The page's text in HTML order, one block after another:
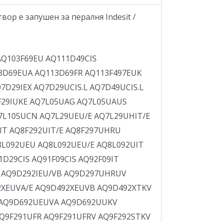
е запушен за пералня Indesit /
ECO9L1091IT ECO9L1091IT/E ECO9L1092IT ECOS6F1091EE/E ECOS6F1091IT/E ECOS6F109IT ECOS6F1291IT ECOS6F1291IT/E ECOS6F129IT ECOS6F891IT ECOS6F891IT/E ECOS6F89IT ECOS6L1052EU ECOS6L851EU ECOSD109SEE ECOSD109SEE/E ECOSD129EE ECOSD129EE/E ECOSF109(EE)/E ECOSF109EE ECOSF1290EE ECOSF129EE/E ECOXXF129IT ECOXXF129IT(ARCADIA) ECOXXL109IT ECOXXL109IT(ARCADIA) HAF921FR/S HFEL501PUK HFEL521PUK HV6L105PUK HVF344UK IWB5083CIS IWB5103CIS IWB51431ECOEU IWB51431ECOEU/E IWB6065BAG IWB6065GR IWB60830EU IWB6085BAUS IWB6085CIS IWB6095BAG IWB6105CIS IWB6113UK IWB6163NL IWB61651EU IWB6165EU IWB6165EU/E IWC5083CIS IWC5103CIS IWC5105ECOEE IWC60851ECOEU IWC6085BCIS IWC6085BIND IWC6085BIT IWC6085SEU IWC60861ECOIT IWC6086ECOIT IWC6086ECOIT/E IWC6105(PL)/E IWC61050TK IWC61050TK/E IWC61051ECOEU IWC61051ECOPL IWC61051ECOPL/E IWC6105BCIS IWC6105BIT IWC6105EU IWC6105EU/E IWC6105PL IWC6105SEU IWC6105SEU/E IWC6105UK IWC6105UKE IWC61061ECOIT IWC6106ECOIT IWC6106ECOIT/E IWC61251CECOEU IWC61251ECOEU IWC61251FR IWC61251SLFR IWC6125BIT IWC6125SFR IWC6125SFR/E IWC6125UK IWC6125UKE IWC61281ECOEU IWC61281ECOEU/E IWC6133UK IWC6145UK IWC6145UKE IWC6165DE IWC6165DE/E IWC6165EU IWC6165EU/E IWC7085EU IWC7085EU(3PH) IWC7085EU(COLLECTOR) IWC7085EU/E IWC7089ECOIT IWC71051BCIS IWC71051CECOEU IWC71051CECOTK IWC71051CFR IWC71051EU IWC7105BEU IWC7105BEU.C IWC7105ECOEE/E IWC7105ECOEU IWC7105EU IWC7105EU(collector) IWC7105EU/E IWC7105FR IWC7105KW IWC71081ECOEU IWC71082CECOIT IWC7108ECOTK IWC7108TK IWC7115EU IWC7123EU IWC7123EU/E IWC71251CECOEU IWC71251CFR IWC71251ECOEU IWC71252ECOEU IWC7125EU IWC7125EU/E IWC7125FR IWC7125FR.C IWC7125FR/E IWC7125SEU IWC7125SEU/E IWC7128DE IWC7128WE IWC7128WE/E IWC71351CFR IWC71451CFR IWC71451ECOEU IWC7145EU IWC7145EU/E IWC7145FR IWC7148DE IWC7148FR IWC7148FR/E IWC7168DE IWC7168EU IWC8085BEU IWC8085BGR IWC81051CECOEU IWC8105BEU IWC8105BKW IWC81082CECOIT IWC81082ECOEU IWC81082ECOEU/E IWC8108BIT IWC8109ECOIT IWC8109ECOIT/E IWC81251BECOEU IWC81251BEU